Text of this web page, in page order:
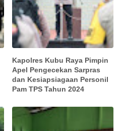
Kapolres Kubu Raya Pimpin
Apel Pengecekan Sarpras
dan Kesiapsiagaan Personil
Pam TPS Tahun 2024